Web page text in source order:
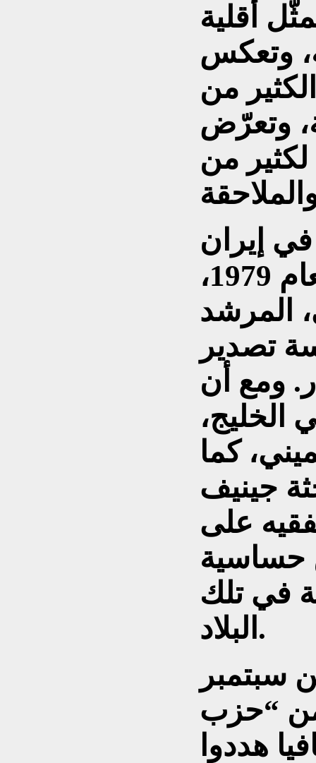
أقلية
وتعكس
من
وتعرّض
لكثير من
في إيران
في الإطاحة بالشاه في العام 1979،
المرشد
تصدير
ومع أن
الخليج،
كما
جينيف
على
حساسية
في تلك
البلاد.
سبتمبر
من “حزب
هددوا